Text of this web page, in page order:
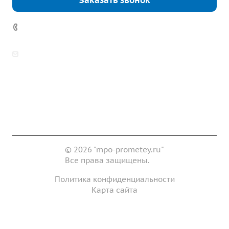
© 2026 "mpo-prometey.ru"
Все права защищены.
Политика конфиденциальности
Карта сайта